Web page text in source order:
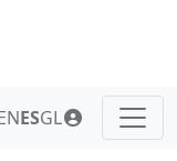
ESGL